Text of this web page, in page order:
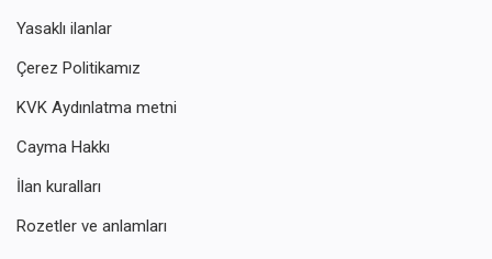
Yasaklı ilanlar
Çerez Politikamız
KVK Aydınlatma metni
Cayma Hakkı
İlan kuralları
Rozetler ve anlamları